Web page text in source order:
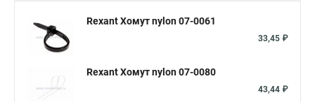
Хомуты пластиковые размеры
Хомуты металлические стальные
Кабельный зажим для кабелей Хомут нержавеющий
Rexant Хомут nylon 07-0061
33,45 ₽
Rexant Хомут nylon 07-0080
43,44 ₽